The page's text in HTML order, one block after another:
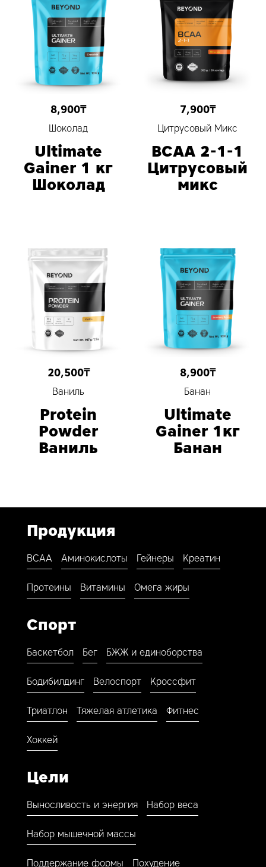
8,900₸
Шоколад
Ultimate
Gainer 1 кг
Шоколад
7,900₸
Цитрусовый Микс
BCAA 2-1-1
Цитрусовый
микс
20,500₸
Ваниль
Protein
Powder
Ваниль
8,900₸
Банан
Ultimate
Gainer 1кг
Банан
Продукция
BCAA Аминокислоты Гейнеры Креатин
Протеины Витамины Омега жиры
Спорт
Баскетбол Бег БЖЖ и единоборства
Бодибилдинг Велоспорт Кроссфит
Триатлон Тяжелая атлетика Фитнес
Хоккей
Цели
Выносливость и энергия Набор веса
Набор мышечной массы
Поддержание формы Похудение